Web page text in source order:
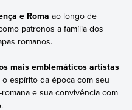
e Roma ao longo de
patronos a família dos
romanos.
mais emblemáticos artistas
espírito da época com seu
e sua convivência com